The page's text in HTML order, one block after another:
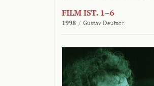
FILM IST. 1–6
1998 / Gustav Deutsch